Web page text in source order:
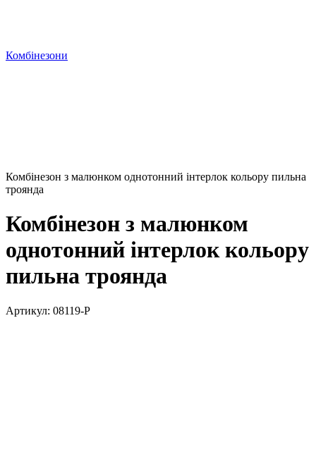
Комбінезони
Комбінезон з малюнком однотонний інтерлок кольору пильна
троянда
Комбінезон з малюнком
однотонний інтерлок кольору
пильна троянда
Артикул: 08119-P